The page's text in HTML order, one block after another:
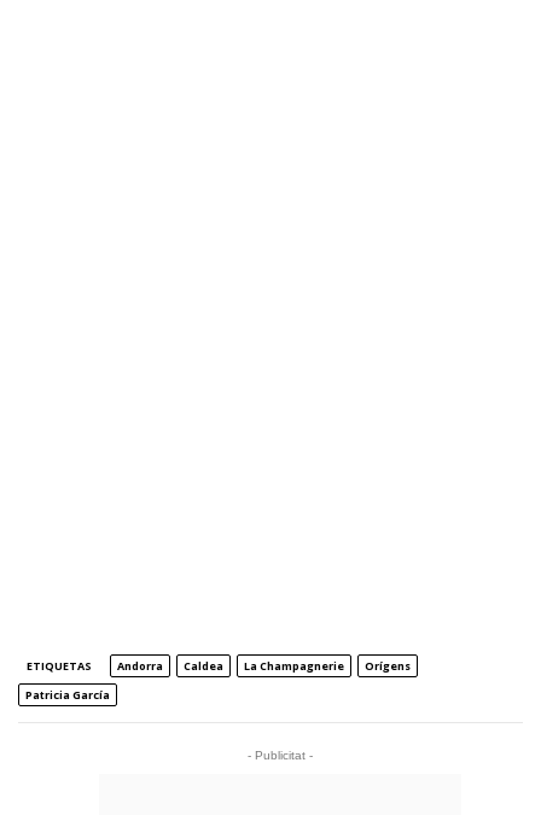
ETIQUETAS Andorra Caldea La Champagnerie
Orígens
Patricia García
- Publicitat -